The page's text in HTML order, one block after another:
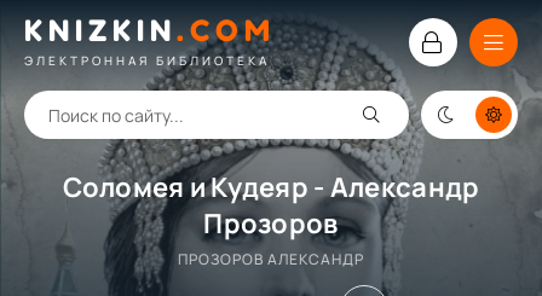
KNIZKIN.COM
ЭЛЕКТРОННАЯ БИБЛИОТЕКА
Соломея и Кудеяр - Александр
Прозоров
ПРОЗОРОВ АЛЕКСАНДР